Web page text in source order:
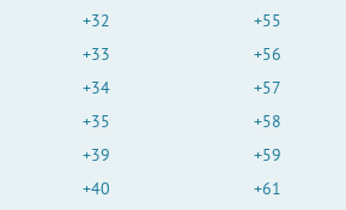
+32
+33
+34
+35
+39
+40
+55
+56
+57
+58
+59
+61